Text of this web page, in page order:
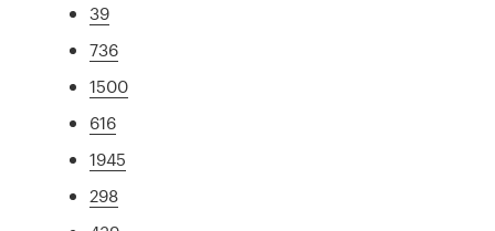
39
736
1500
616
1945
298